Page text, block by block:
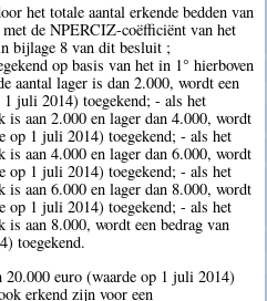
het totale aantal erkende bedden van
de NPERCIZ-coëfficiënt van het
bijlage 8 van dit besluit ;
op basis van het in 1° hierboven
aantal lager is dan 2.000, wordt een
juli 2014) toegekend; - als het
is aan 2.000 en lager dan 4.000, wordt
op 1 juli 2014) toegekend; - als het
is aan 4.000 en lager dan 6.000, wordt
op 1 juli 2014) toegekend; - als het
is aan 6.000 en lager dan 8.000, wordt
op 1 juli 2014) toegekend; - als het
is aan 8.000, wordt een bedrag van
toegekend.
euro (waarde op 1 juli 2014)
erkend zijn voor een